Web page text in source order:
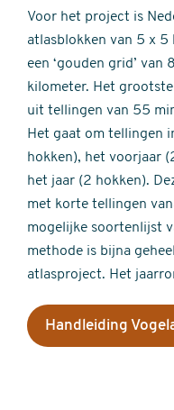
Voor het project is
atlasblokken van 5 x
een ‘gouden grid’ van
kilometer. Het
uit tellingen van 55
Het gaat om tellingen
hokken), het voorjaar
het jaar (2 hokken).
met korte tellingen
mogelijke soortenlijst
methode is bijna
atlasproject. Het
Handleiding